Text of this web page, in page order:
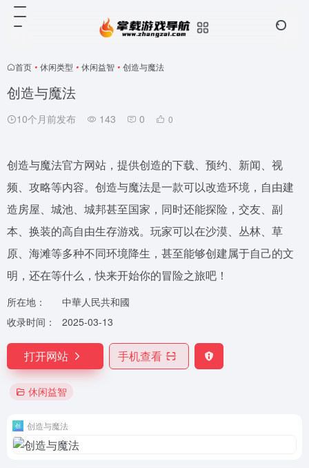
首页 • 休闲类型 • 休闲益智 • 创造与魔法
创造与魔法
10个月前发布 143 0 0
创造与魔法官方网站，提供创造的下载、预约、新闻、视
频、攻略等内容。创造与魔法是一款可以改造环境，自由建
造房屋、城池、城邦甚至国家，同时还能探险，交友、副
本、换装的高自由生存游戏。玩家可以在沙漠、丛林、草
原、海滩等多种不同环境降生，甚至能够创建属于自己的文
明，还在等什么，快来开始你的冒险之旅吧！
所在地：
中華人民共和國
收录时间：
2025-03-13
打开网站 手机查看
休闲益智
创造与魔法